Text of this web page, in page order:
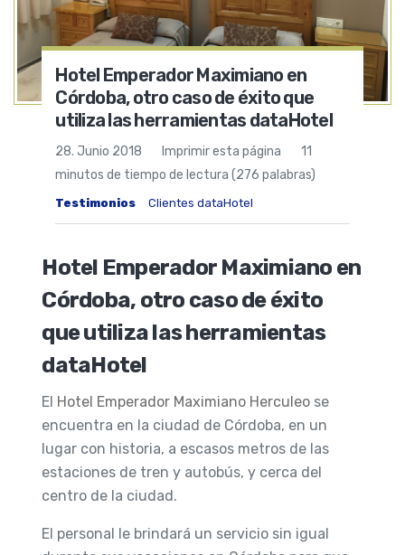
Hotel Emperador Maximiano en
Córdoba, otro caso de éxito que
utiliza las herramientas dataHotel
28. Junio 2018 Imprimir esta página
11
minutos de tiempo de lectura (276 palabras)
Testimonios Clientes dataHotel
Hotel Emperador Maximiano en
Córdoba, otro caso de éxito
que utiliza las herramientas
dataHotel
El Hotel Emperador Maximiano Herculeo se
encuentra en la ciudad de Córdoba, en un
lugar con historia, a escasos metros de las
estaciones de tren y autobús, y cerca del
centro de la ciudad.
El personal le brindará un servicio sin igual